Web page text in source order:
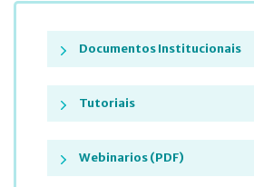
Documentos Institucionais
Tutoriais
Webinarios (PDF)